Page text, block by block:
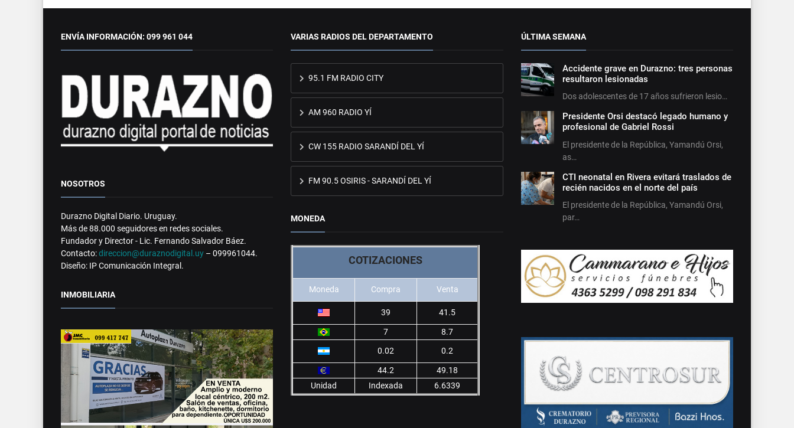
ENVÍA INFORMACIÓN: 099 961 044
NOSOTROS
Durazno Digital Diario. Uruguay.
Más de 88.000 seguidores en redes sociales.
Fundador y Director - Lic. Fernando Salvador Báez.
Contacto:direccion@duraznodigital.uy – 099961044.
Diseño: IP Comunicación Integral.
INMOBILIARIA
VARIAS RADIOS DEL DEPARTAMENTO
95.1 FM RADIO CITY
AM 960 RADIO YÍ
CW 155 RADIO SARANDÍ DEL YÍ
FM 90.5 OSIRIS - SARANDÍ DEL YÍ
MONEDA
COTIZACIONES
Moneda Compra Venta
39 41.5
7
8.7
0.02
0.2
44.2
49.18
Unidad
Indexada 6.6339
ÚLTIMA SEMANA
Accidente grave en Durazno: tres personas
resultaron lesionadas
Dos adolescentes de 17 años sufrieron lesio…
Presidente Orsi destacó legado humano y
profesional de Gabriel Rossi
El presidente de la República, Yamandú Orsi,
as…
CTI neonatal en Rivera evitará traslados de
recién nacidos en el norte del país
El presidente de la República, Yamandú Orsi,
par…